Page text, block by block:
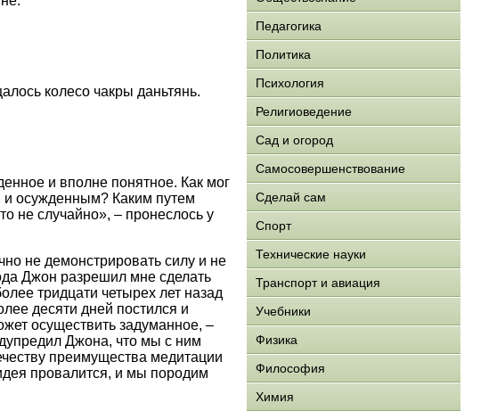
колесо чакры даньтянь.
и вполне понятное. Как мог
и осужденным? Каким путем
не случайно», – пронеслось у
не демонстрировать силу и не
Джон разрешил мне сделать
тридцати четырех лет назад
десяти дней постился и
осуществить задуманное, –
Джона, что мы с ним
преимущества медитации
провалится, и мы породим
Педагогика
Политика
Психология
Религиоведение
Сад и огород
Самосовершенствование
Сделай сам
Спорт
Технические науки
Транспорт и авиация
Учебники
Физика
Философия
Химия